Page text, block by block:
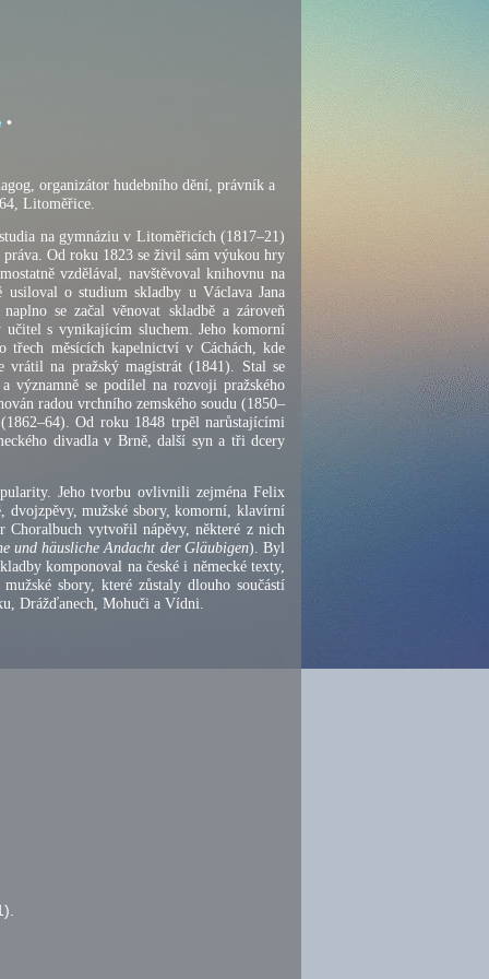
•
organizátor hudebního dění, právník a
Litoměřice.
na gymnáziu v Litoměřicích (1817–21)
Od roku 1823 se živil sám výukou hry
vzdělával, navštěvoval knihovnu na
o studium skladby u Václava Jana
se začal věnovat skladbě a zároveň
s vynikajícím sluchem. Jeho komorní
třech měsících kapelnictví v Cáchách, kde
vrátil na pražský magistrát (1841). Stal se
významně se podílel na rozvoji pražského
radou vrchního zemského soudu (1850–
Od roku 1848 trpěl narůstajícími
divadla v Brně, další syn a tři dcery
Jeho tvorbu ovlivnili zejména Felix
dvojzpěvy, mužské sbory, komorní, klavírní
Choralbuch vytvořil nápěvy, některé z nich
und häusliche Andacht der Gläubigen). Byl
komponoval na české i německé texty,
sbory, které zůstaly dlouho součástí
Drážďanech, Mohuči a Vídni.